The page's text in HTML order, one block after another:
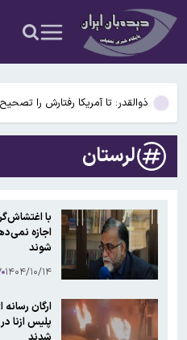
هافبک سابق پرسپولیس در پیکان
استارلینک اروپایی چه زمان وارد
ذوالقدر: تا آمریکا رفتارش را
سکه در آستانه بازگشت به کانال ۱۸۸ میلیون تومان
علت اصلی آلودگی هوای تهران در
هافبک سابق پرسپولیس در پیکان
استارلینک اروپایی چه زمان وارد
لرستان
با
اجازه
شوند
۱۴۰۴/۱۰/۱۴
ارگان